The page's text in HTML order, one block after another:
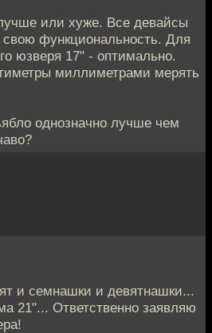
или хуже. Все девайсы
функциональность. Для
юзверя 17" - оптимально.
миллиметрами мерять
однозначно лучше чем
и семнашки и девятнашки...
21"... Ответственно заявляю